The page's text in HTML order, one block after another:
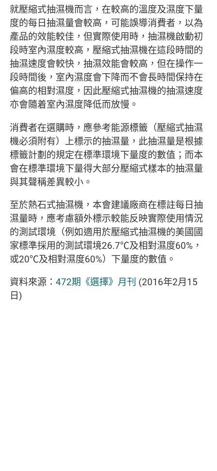
就壓縮式抽濕機而言，在較高的溫度及濕度下量
度的每日抽濕量會較高，可能誤導消費者，以為
產品的效能較佳，但實際使用時，抽濕機啟動初
段時室內濕度較高，壓縮式抽濕機在這段時間的
抽濕速度會較快，抽濕效能會較高，但在操作一
段時間後，室內濕度會下降而不會長時間保持在
偏高的相對濕度，因此壓縮式抽濕機的抽濕速度
亦會隨着室內濕度降低而放慢。
消費者在選購時，應參考能源標籤（壓縮式抽濕
機必須附有）上標示的抽濕量，此抽濕量是根據
標籤計劃的規定在標準環境下量度的數值；而本
會在標準環境下量得大部分壓縮式樣本的抽濕量
與其聲稱差異較小。
至於熱石式抽濕機，本會建議廠商在標註每日抽
濕量時，應考慮額外標示較能反映實際使用情況
的測試環境（例如適用於壓縮式抽濕機的美國國
家標準採用的測試環境26.7℃及相對濕度60%，
或20℃及相對濕度60%）下量度的數值。
資料來源： 472期《選擇》月刊 (2016年2月15
日)